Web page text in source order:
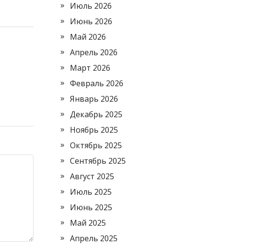
Июль 2026
Июнь 2026
Май 2026
Апрель 2026
Март 2026
Февраль 2026
Январь 2026
Декабрь 2025
Ноябрь 2025
Октябрь 2025
Сентябрь 2025
Август 2025
Июль 2025
Июнь 2025
Май 2025
Апрель 2025